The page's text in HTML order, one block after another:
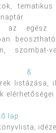
tematikus
az egész
szombat-
&
listázása,
elérhetőségei
lap